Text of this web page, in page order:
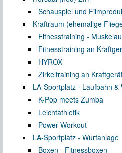
Schauspiel und
Kraftraum (ehemalige
Fitnesstraining -
Fitnesstraining an
HYROX
Zirkeltraining an
LA-Sportplatz - Laufbahn
K-Pop meets Zumba
Leichtathletik
Power Workout
LA-Sportplatz - Wurfanlage
Boxen - Fitnessboxen